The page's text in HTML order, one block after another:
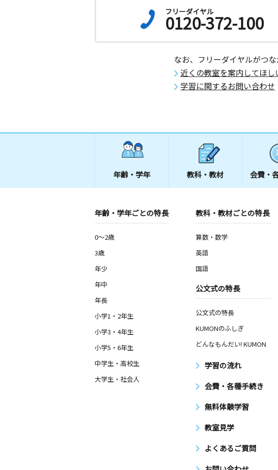
かしわ台教室
月 火 水 木 金 土 日
神奈川県海老名市上今泉６丁目４－４ エミネン
フリーダイヤル
0120-372-100
なお、フリーダイヤルがつ
近くの教室を案内してほし
学習に関するお問い合わせ
年齢・学年 教科・教材 会費・
年齢・学年ごとの特長
0～2歳
3歳
年少
年中
年長
小学1・2年生
小学3・4年生
小学5・6年生
中学生・高校生
大学生・社会人
教科・教材ごとの特長
算数・数学
英語
国語
公文式の特長
公文式の特長
KUMONのふしぎ
どんなもんだい! KUMON
学習の流れ
会費・各種手続き
無料体験学習
教室見学
よくあるご質問